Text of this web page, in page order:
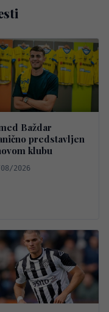
Baždar
predstavljen
klubu
2026